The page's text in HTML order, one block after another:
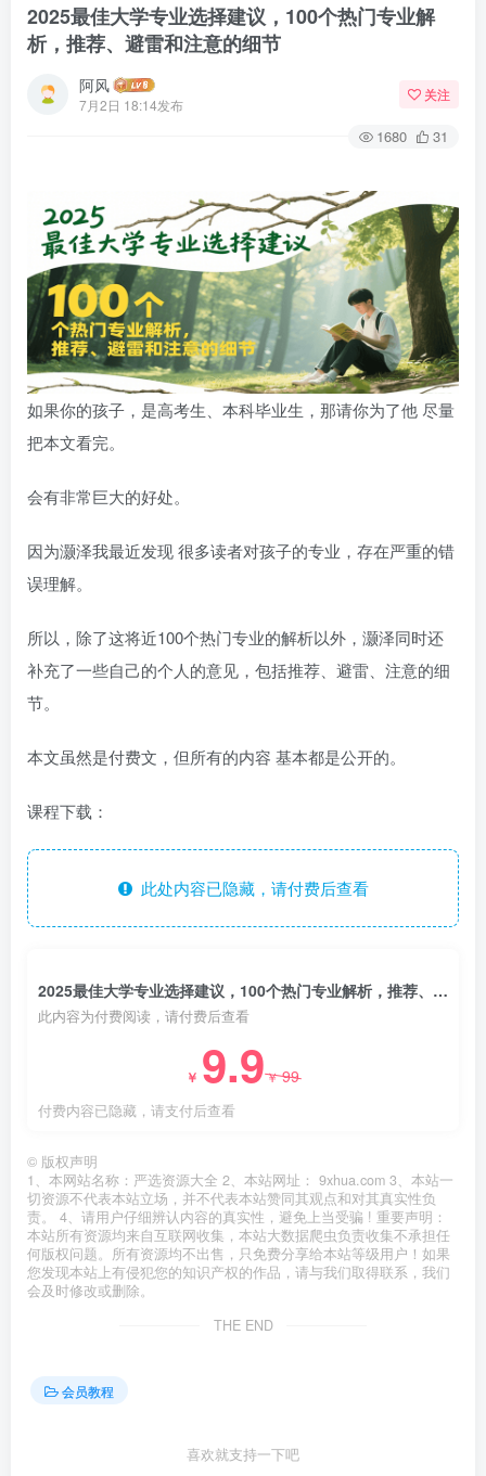
2025最佳大学专业选择建议，100个热门专业解
析，推荐、避雷和注意的细节
阿风
7月2日 18:14发布
关注
1680 31
如果你的孩子，是高考生、本科毕业生，那请你为了他 尽量
把本文看完。
会有非常巨大的好处。
因为灏泽我最近发现 很多读者对孩子的专业，存在严重的错
误理解。
所以，除了这将近100个热门专业的解析以外，灏泽同时还
补充了一些自己的个人的意见，包括推荐、避雷、注意的细
节。
本文虽然是付费文，但所有的内容 基本都是公开的。
课程下载：
此处内容已隐藏，请付费后查看
2025最佳大学专业选择建议，100个热门专业解析，推荐、避雷和注意的细节
此内容为付费阅读，请付费后查看
￥ 9.9￥99
付费内容已隐藏，请支付后查看
© 版权声明
1、本网站名称：严选资源大全 2、本站网址： 9xhua.com 3、本站一
切资源不代表本站立场，并不代表本站赞同其观点和对其真实性负
责。 4、请用户仔细辨认内容的真实性，避免上当受骗 ! 重要声明：
本站所有资源均来自互联网收集，本站大数据爬虫负责收集不承担任
何版权问题。所有资源均不出售，只免费分享给本站等级用户！如果
您发现本站上有侵犯您的知识产权的作品，请与我们取得联系，我们
会及时修改或删除。
THE END
会员教程
喜欢就支持一下吧